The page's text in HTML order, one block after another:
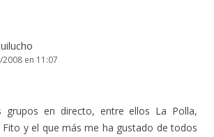
en 11:07
grupos en directo, entre ellos La Polla,
y el que más me ha gustado de todos